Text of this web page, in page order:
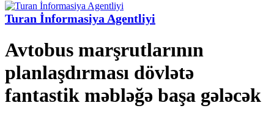
Turan İnformasiya Agentliyi
Avtobus marşrutlarının
planlaşdırması dövlətə
fantastik məbləğə başa gələcək